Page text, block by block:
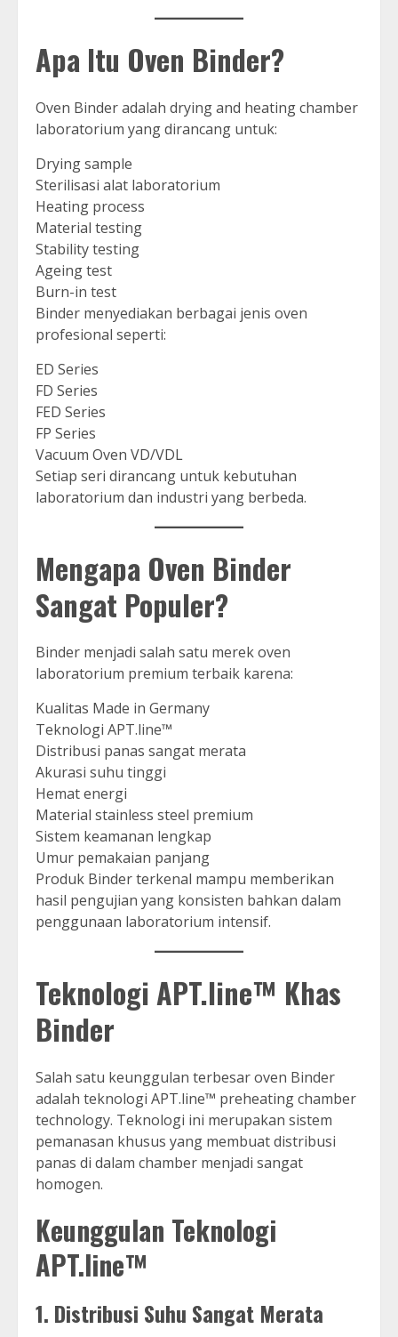
Apa Itu Oven Binder?
Oven Binder adalah drying and heating chamber
laboratorium yang dirancang untuk:
Drying sample
Sterilisasi alat laboratorium
Heating process
Material testing
Stability testing
Ageing test
Burn-in test
Binder menyediakan berbagai jenis oven
profesional seperti:
ED Series
FD Series
FED Series
FP Series
Vacuum Oven VD/VDL
Setiap seri dirancang untuk kebutuhan
laboratorium dan industri yang berbeda.
Mengapa Oven Binder
Sangat Populer?
Binder menjadi salah satu merek oven
laboratorium premium terbaik karena:
Kualitas Made in Germany
Teknologi APT.line™
Distribusi panas sangat merata
Akurasi suhu tinggi
Hemat energi
Material stainless steel premium
Sistem keamanan lengkap
Umur pemakaian panjang
Produk Binder terkenal mampu memberikan
hasil pengujian yang konsisten bahkan dalam
penggunaan laboratorium intensif.
Teknologi APT.line™ Khas
Binder
Salah satu keunggulan terbesar oven Binder
adalah teknologi APT.line™ preheating chamber
technology. Teknologi ini merupakan sistem
pemanasan khusus yang membuat distribusi
panas di dalam chamber menjadi sangat
homogen.
Keunggulan Teknologi
APT.line™
1. Distribusi Suhu Sangat Merata